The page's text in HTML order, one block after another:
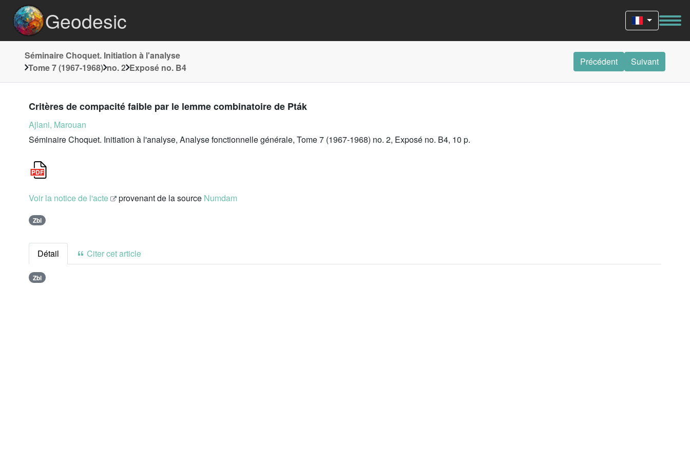
Geodesic
Séminaire Choquet. Initiation à l'analyse
Tome 7 (1967-1968) no. 2 Exposé no. B4
Précédent Suivant
Critères de compacité faible par le lemme combinatoire de Pták
Ajlani, Marouan
Séminaire Choquet. Initiation à l'analyse, Analyse fonctionnelle générale, Tome 7 (1967-1968) no. 2, Exposé no. B4, 10 p.
Voir la notice de l'acte provenant de la source Numdam
Zbl
Détail Citer cet article
Zbl